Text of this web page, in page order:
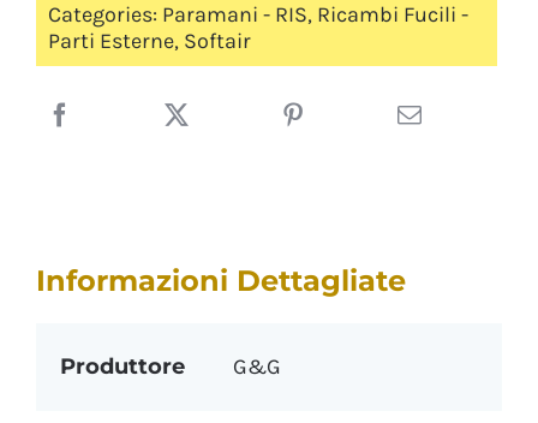
Categories: Paramani - RIS, Ricambi Fucili -
Parti Esterne, Softair
Informazioni Dettagliate
Produttore G&G